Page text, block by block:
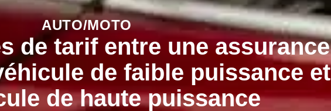
AUTO/MOTO
de tarif entre une assurance
de faible puissance et
de haute puissance